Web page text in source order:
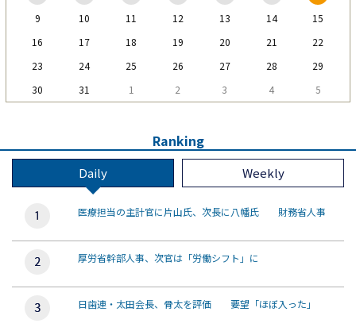
9
10 11 12 13 14
15
16
17 18 19 20 21
22
23
24 25 26 27 28
29
30
31 1 2 3 4 5
Ranking
Daily Weekly
医療担当の主計官に片山氏、次長に八幡氏 財務省人事
厚労省幹部人事、次官は「労働シフト」に
日歯連・太田会長、骨太を評価 要望「ほぼ入った」